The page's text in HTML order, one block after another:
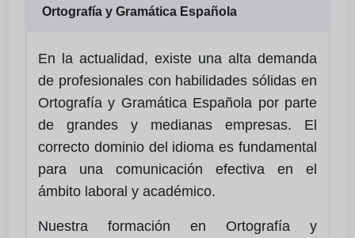
Ortografía y Gramática Española
En la actualidad, existe una alta demanda
de profesionales con habilidades sólidas en
Ortografía y Gramática Española por parte
de grandes y medianas empresas. El
correcto dominio del idioma es fundamental
para una comunicación efectiva en el
ámbito laboral y académico.
Nuestra formación en Ortografía y